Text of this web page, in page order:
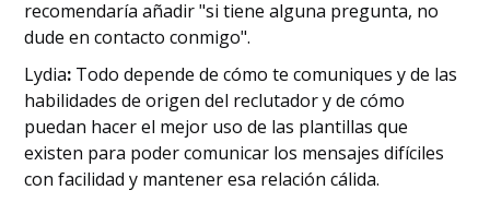
recomendaría añadir "si tiene alguna pregunta, no
dude en contacto conmigo".
‍Lydia: Todo depende de cómo te comuniques y de las
habilidades de origen del reclutador y de cómo
puedan hacer el mejor uso de las plantillas que
existen para poder comunicar los mensajes difíciles
con facilidad y mantener esa relación cálida.